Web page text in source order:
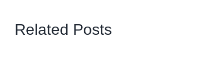
Related Posts